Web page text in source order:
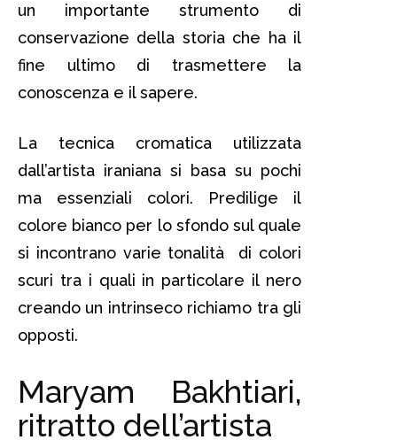
un importante strumento di
conservazione della storia che ha il
fine ultimo di trasmettere la
conoscenza e il sapere.
La tecnica cromatica utilizzata
dall’artista iraniana si basa su pochi
ma essenziali colori. Predilige il
colore bianco per lo sfondo sul quale
si incontrano varie tonalità di colori
scuri tra i quali in particolare il nero
creando un intrinseco richiamo tra gli
opposti.
Maryam Bakhtiari,
ritratto dell’artista